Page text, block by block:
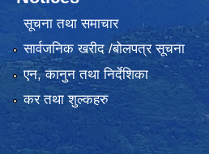
सूचना तथा समाचार
सार्वजनिक खरीद /बोलपत्र सूचना
एन, कानुन तथा निर्देशिका
कर तथा शुल्कहरु